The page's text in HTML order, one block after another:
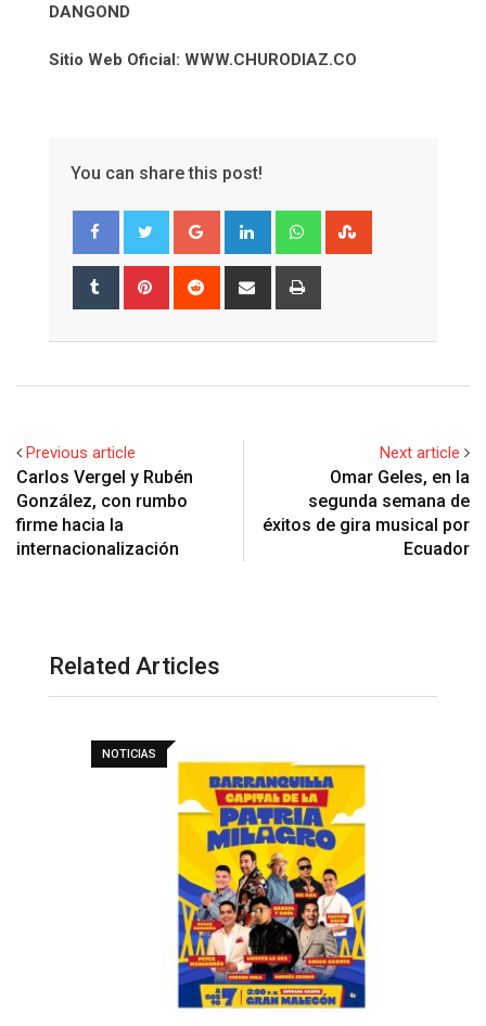
DANGOND
Sitio Web Oficial: WWW.CHURODIAZ.CO
You can share this post!
Google+ LinkedIn Whatsapp
Tumblr Pinterest Reddit
Share
Previous article
Carlos Vergel y Rubén
González, con rumbo
firme hacia la
internacionalización
Next article
Omar Geles, en la
segunda semana de
éxitos de gira musical por
Ecuador
Related Articles
NOTICIAS